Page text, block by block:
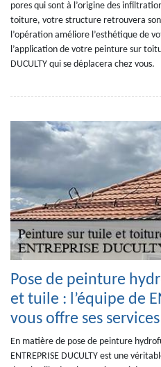
pores qui sont à l’origine des
toiture, votre structure retrouvera
l’opération améliore l’esthétique de
l’application de votre peinture sur
DUCULTY qui se déplacera chez vous.
Pose de peinture
et tuile : l’équipe de
vous offre ses services
En matière de pose de peinture
ENTREPRISE DUCULTY est une